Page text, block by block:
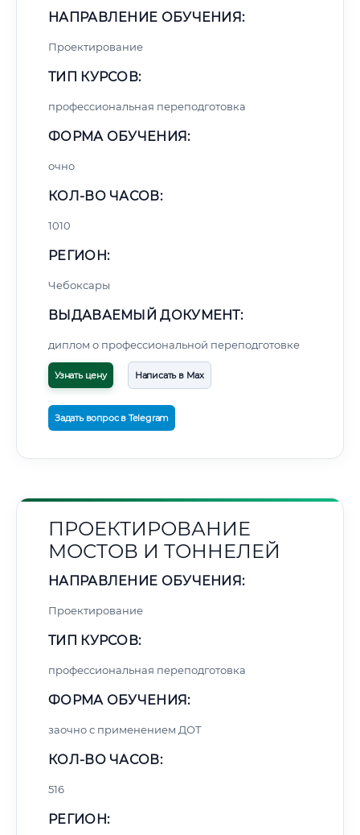
НАПРАВЛЕНИЕ ОБУЧЕНИЯ:
Проектирование
ТИП КУРСОВ:
профессиональная переподготовка
ФОРМА ОБУЧЕНИЯ:
очно
КОЛ-ВО ЧАСОВ:
1010
РЕГИОН:
Чебоксары
ВЫДАВАЕМЫЙ ДОКУМЕНТ:
диплом о профессиональной переподготовке
Узнать цену Написать в Max
Задать вопрос в Telegram
ПРОЕКТИРОВАНИЕ
МОСТОВ И ТОННЕЛЕЙ
НАПРАВЛЕНИЕ ОБУЧЕНИЯ:
Проектирование
ТИП КУРСОВ:
профессиональная переподготовка
ФОРМА ОБУЧЕНИЯ:
заочно с применением ДОТ
КОЛ-ВО ЧАСОВ:
516
РЕГИОН: